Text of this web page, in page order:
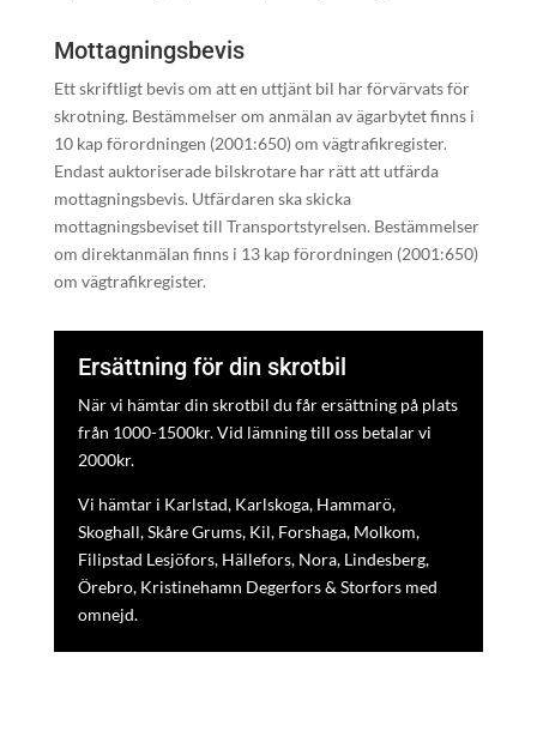
Mottagningsbevis
Ett skriftligt bevis om att en uttjänt bil har förvärvats för
skrotning. Bestämmelser om anmälan av ägarbytet finns i
10 kap förordningen (2001:650) om vägtrafikregister.
Endast auktoriserade bilskrotare har rätt att utfärda
mottagningsbevis. Utfärdaren ska skicka
mottagningsbeviset till Transportstyrelsen. Bestämmelser
om direktanmälan finns i 13 kap förordningen (2001:650)
om vägtrafikregister.
Ersättning för din skrotbil
När vi hämtar din skrotbil du får ersättning på plats
från 1000-1500kr. Vid lämning till oss betalar vi
2000kr.
Vi hämtar i Karlstad, Karlskoga, Hammarö,
Skoghall, Skåre Grums, Kil, Forshaga, Molkom,
Filipstad Lesjöfors, Hällefors, Nora, Lindesberg,
Örebro, Kristinehamn Degerfors & Storfors med
omnejd.